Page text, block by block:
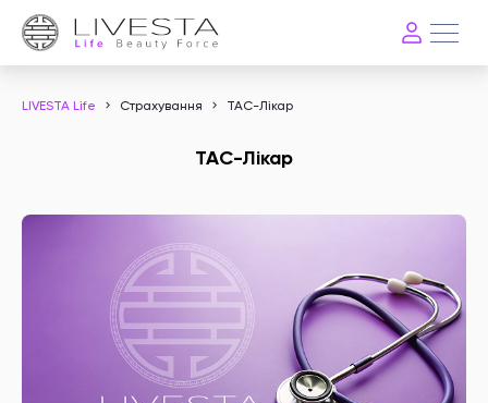
LIVESTA Life Страхування ТАС-Лікар
ТАС-Лікар